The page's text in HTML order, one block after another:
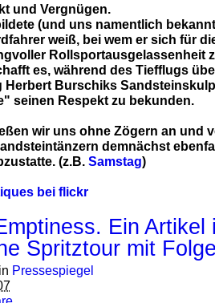
und Vergnügen.
(und uns namentlich
weiß, bei wem er sich für
Rollsportausgelassenheit
es, während des Tiefflugs
Herbert Burschiks
seinen Respekt zu bekunden.
wir uns ohne Zögern an und
demnächst
(z.B. Samstag)
bei flickr
Ein Artikel
Spritztour mit
in Pressespiegel